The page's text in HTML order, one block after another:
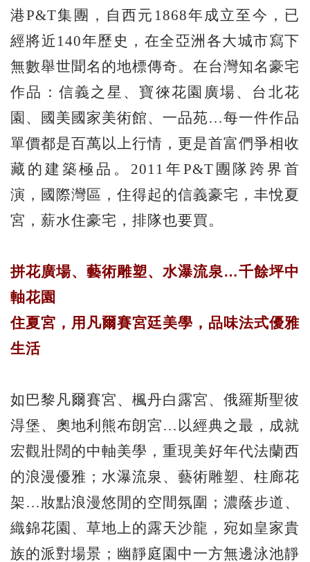
港P&T集團，自西元1868年成立至今，已
經將近140年歷史，在全亞洲各大城市寫下
無數舉世聞名的地標傳奇。在台灣知名豪宅
作品：信義之星、寶徠花園廣場、台北花
園、國美國家美術館、一品苑…每一件作品
單價都是百萬以上行情，更是首富們爭相收
藏的建築極品。2011年P&T團隊跨界首
演，國際灣區，住得起的信義豪宅，丰悅夏
宮，薪水住豪宅，排隊也要買。
拼花廣場、藝術雕塑、水瀑流泉…千餘坪中
軸花園
住夏宮，用凡爾賽宮廷美學，品味法式優雅
生活
如巴黎凡爾賽宮、楓丹白露宮、俄羅斯聖彼
淂堡、奧地利熊布朗宮…以經典之最，成就
宏觀壯闊的中軸美學，重現美好年代法蘭西
的浪漫優雅；水瀑流泉、藝術雕塑、柱廊花
架…妝點浪漫悠閒的空間氛圍；濃蔭步道、
織錦花園、草地上的露天沙龍，宛如皇家貴
族的派對場景；幽靜庭園中一方無邊泳池靜